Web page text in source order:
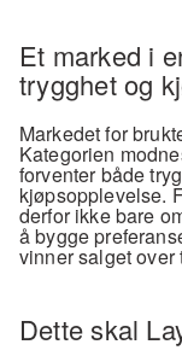
Et marked i
trygghet og
Markedet for
Kategorien
forventer både
kjøpsopplevelse.
derfor ikke bare
å bygge
vinner salget over
Dette skal